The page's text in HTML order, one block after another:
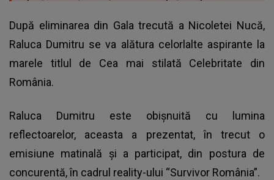
După eliminarea din Gala trecută a Nicoletei Nucă,
Raluca Dumitru se va alătura celorlalte aspirante la
marele titlul de Cea mai stilată Celebritate din
România.
Raluca Dumitru este obișnuită cu lumina
reflectoarelor, aceasta a prezentat, în trecut o
emisiune matinală și a participat, din postura de
concurentă, în cadrul reality-ului “Survivor România”.